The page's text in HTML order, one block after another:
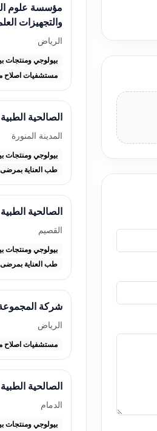
مؤسسة علوم
والتجهيزات
الرياض
بيولوجي ومنتجات
مستشفيات اصلاح
الصالحية الطبية
المدينة المنورة
بيولوجي ومنتجات
طب العناية
الصالحية الطبية
القصيم
بيولوجي ومنتجات
طب العناية
شركة المجموعة
الرياض
مستشفيات اصلاح
الصالحية الطبية
الدمام
بيولوجي ومنتجات